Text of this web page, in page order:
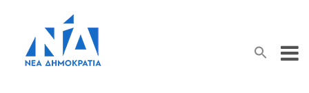
Search
Search Button